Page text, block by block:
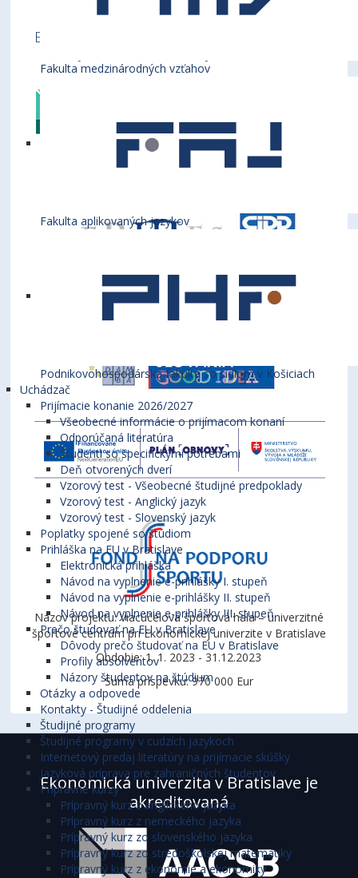
Fakulta medzinárodných vzťahov
Fakulta aplikovaných jazykov
Podnikovohospodárska fakulta so sídlom v Košiciach
Uchádzač
Prijímacie konanie 2026/2027
Všeobecné informácie o prijímacom konaní
Odporúčaná literatúra
Študenti so špecifickými potrebami
Deň otvorených dverí
Vzorový test - Všeobecné študijné predpoklady
Vzorový test - Anglický jazyk
Vzorový test - Slovenský jazyk
Poplatky spojené so štúdiom
Prihláška na EU v Bratislave
Elektronická prihláška
Návod na vyplnenie e-prihlášky I. stupeň
Návod na vyplnenie e-prihlášky II. stupeň
Návod na vyplnenie e-prihlášky III. stupeň
Prečo študovať na EU v Bratislave
Dôvody prečo študovať na EU v Bratislave
Profily absolventov
Názory študentov na štúdium
Otázky a odpovede
Kontakty - Študijné oddelenia
Študijné programy
Študijné programy v cudzích jazykoch
Internetový predaj literatúry na prijímacie skúšky
Jazyková príprava pre zahraničných študentov
Prípravné kurzy
Prípravný kurz z anglického jazyka
Prípravný kurz z nemeckého jazyka
Prípravný kurz zo slovenského jazyka
Prípravný kurz zo stredoškolskej matematiky
Prípravný kurz z ekonómie a ekonomiky
Ekonomická univerzita v Bratislave je členom
Názov projektu: Viacúčelová športová hala – univerzitné
športové centrum pri Ekonomickej univerzite v Bratislave
Obdobie: 1. 1. 2023 - 31.12.2023
Suma príspevku: 970 000 Eur
Ekonomická univerzita v Bratislave je
akreditovaná